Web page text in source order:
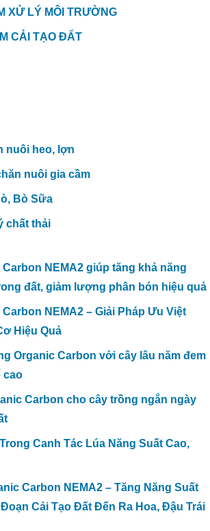
XỬ LÝ MÔI TRƯỜNG
CẢI TẠO ĐẤT
nuôi heo, lợn
nuôi gia cầm
Bò Sữa
chất thải
NEMA2 giúp tăng khả năng
đất, giảm lượng phân bón hiệu quả
NEMA2 – Giải Pháp Ưu Việt
Hiệu Quả
Organic Carbon với cây lâu năm đem
cao
Carbon cho cây trồng ngắn ngày
Canh Tác Lúa Năng Suất Cao,
Carbon NEMA2 – Tăng Năng Suất
Cải Tạo Đất Đến Ra Hoa, Đậu Trái